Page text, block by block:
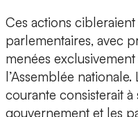
Ces actions
parlementaires, avec
menées
l’Assemblée
courante consisterait
gouvernement et les